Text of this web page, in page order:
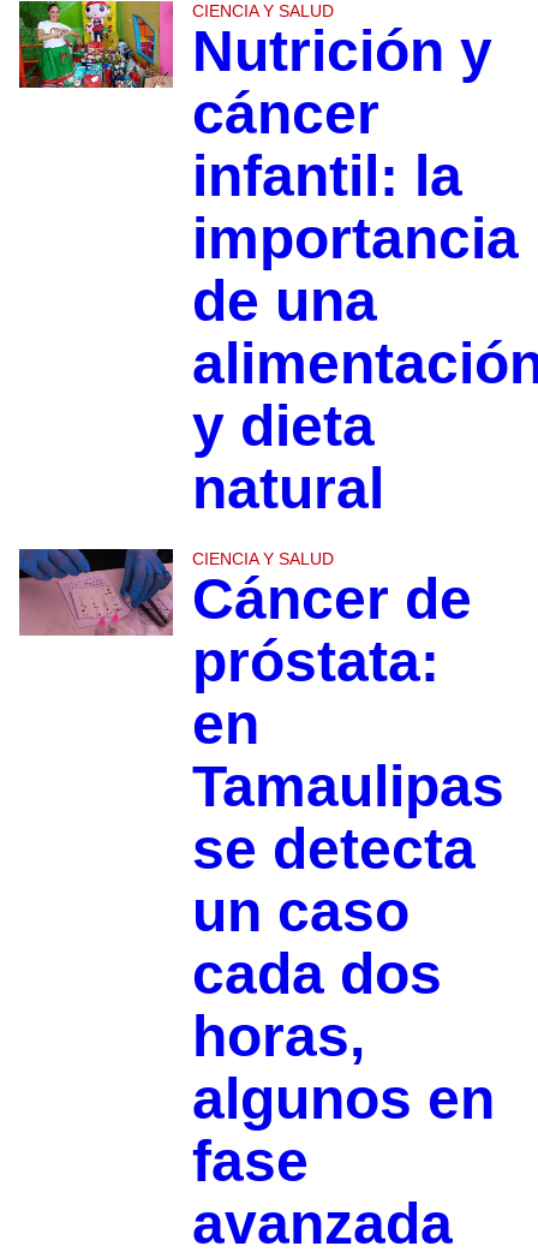
CIENCIA Y SALUD
Nutrición y
cáncer
infantil: la
importancia
de una
y dieta
natural
CIENCIA Y SALUD
Cáncer de
próstata:
en
Tamaulipas
se detecta
un caso
cada dos
horas,
algunos en
fase
avanzada